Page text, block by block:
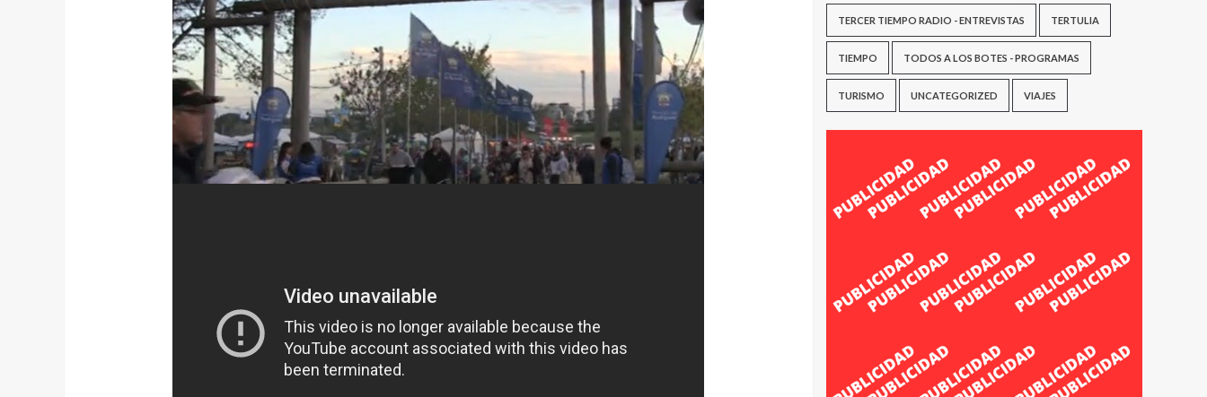
TERCER TIEMPO RADIO - ENTREVISTAS TERTULIA
TIEMPO TODOS A LOS BOTES - PROGRAMAS
TURISMO UNCATEGORIZED VIAJES